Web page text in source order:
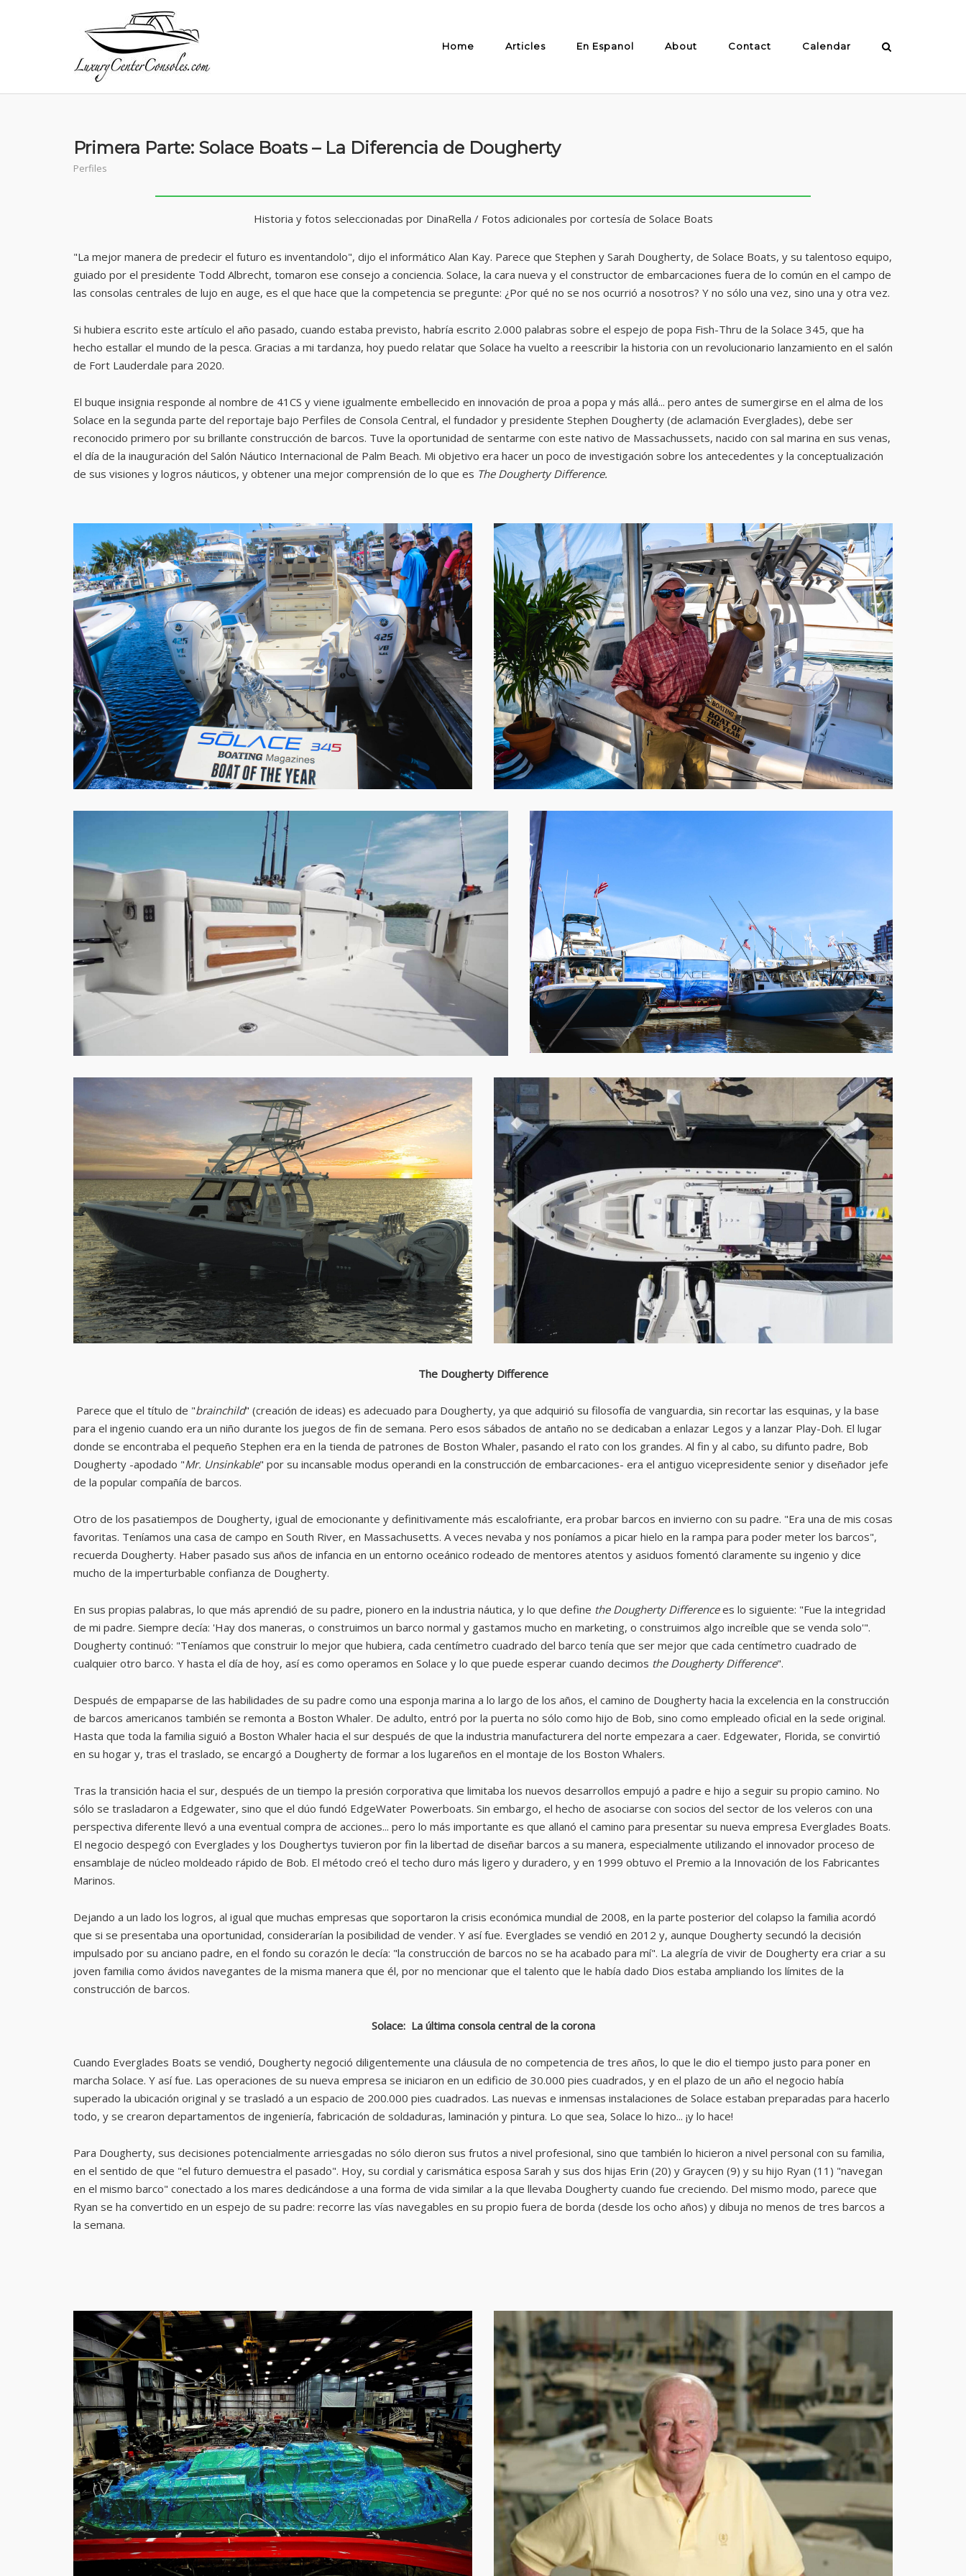
Home Articles En Espanol About Contact Calendar
Primera Parte: Solace Boats – La Diferencia de Dougherty
Perfiles
Historia y fotos seleccionadas por DinaRella / Fotos adicionales por cortesía de Solace Boats
"La mejor manera de predecir el futuro es inventandolo", dijo el informático Alan Kay. Parece que Stephen y Sarah Dougherty, de Solace Boats, y su talentoso equipo,
guiado por el presidente Todd Albrecht, tomaron ese consejo a conciencia. Solace, la cara nueva y el constructor de embarcaciones fuera de lo común en el campo de
las consolas centrales de lujo en auge, es el que hace que la competencia se pregunte: ¿Por qué no se nos ocurrió a nosotros? Y no sólo una vez, sino una y otra vez.
Si hubiera escrito este artículo el año pasado, cuando estaba previsto, habría escrito 2.000 palabras sobre el espejo de popa Fish-Thru de la Solace 345, que ha
hecho estallar el mundo de la pesca. Gracias a mi tardanza, hoy puedo relatar que Solace ha vuelto a reescribir la historia con un revolucionario lanzamiento en el salón
de Fort Lauderdale para 2020.
El buque insignia responde al nombre de 41CS y viene igualmente embellecido en innovación de proa a popa y más allá... pero antes de sumergirse en el alma de los
Solace en la segunda parte del reportaje bajo Perfiles de Consola Central, el fundador y presidente Stephen Dougherty (de aclamación Everglades), debe ser
reconocido primero por su brillante construcción de barcos. Tuve la oportunidad de sentarme con este nativo de Massachussets, nacido con sal marina en sus venas,
el día de la inauguración del Salón Náutico Internacional de Palm Beach. Mi objetivo era hacer un poco de investigación sobre los antecedentes y la conceptualización
de sus visiones y logros náuticos, y obtener una mejor comprensión de lo que es The Dougherty Difference.
The Dougherty Difference
Parece que el título de "brainchild" (creación de ideas) es adecuado para Dougherty, ya que adquirió su filosofía de vanguardia, sin recortar las esquinas, y la base
para el ingenio cuando era un niño durante los juegos de fin de semana. Pero esos sábados de antaño no se dedicaban a enlazar Legos y a lanzar Play-Doh. El lugar
donde se encontraba el pequeño Stephen era en la tienda de patrones de Boston Whaler, pasando el rato con los grandes. Al fin y al cabo, su difunto padre, Bob
Dougherty -apodado "Mr. Unsinkable" por su incansable modus operandi en la construcción de embarcaciones- era el antiguo vicepresidente senior y diseñador jefe
de la popular compañía de barcos.
Otro de los pasatiempos de Dougherty, igual de emocionante y definitivamente más escalofriante, era probar barcos en invierno con su padre. "Era una de mis cosas
favoritas. Teníamos una casa de campo en South River, en Massachusetts. A veces nevaba y nos poníamos a picar hielo en la rampa para poder meter los barcos",
recuerda Dougherty. Haber pasado sus años de infancia en un entorno oceánico rodeado de mentores atentos y asiduos fomentó claramente su ingenio y dice
mucho de la imperturbable confianza de Dougherty.
En sus propias palabras, lo que más aprendió de su padre, pionero en la industria náutica, y lo que define the Dougherty Differencees lo siguiente: "Fue la integridad
de mi padre. Siempre decía: 'Hay dos maneras, o construimos un barco normal y gastamos mucho en marketing, o construimos algo increíble que se venda solo'".
Dougherty continuó: "Teníamos que construir lo mejor que hubiera, cada centímetro cuadrado del barco tenía que ser mejor que cada centímetro cuadrado de
cualquier otro barco. Y hasta el día de hoy, así es como operamos en Solace y lo que puede esperar cuando decimos the Dougherty Difference".
Después de empaparse de las habilidades de su padre como una esponja marina a lo largo de los años, el camino de Dougherty hacia la excelencia en la construcción
de barcos americanos también se remonta a Boston Whaler. De adulto, entró por la puerta no sólo como hijo de Bob, sino como empleado oficial en la sede original.
Hasta que toda la familia siguió a Boston Whaler hacia el sur después de que la industria manufacturera del norte empezara a caer. Edgewater, Florida, se convirtió
en su hogar y, tras el traslado, se encargó a Dougherty de formar a los lugareños en el montaje de los Boston Whalers.
Tras la transición hacia el sur, después de un tiempo la presión corporativa que limitaba los nuevos desarrollos empujó a padre e hijo a seguir su propio camino. No
sólo se trasladaron a Edgewater, sino que el dúo fundó EdgeWater Powerboats. Sin embargo, el hecho de asociarse con socios del sector de los veleros con una
perspectiva diferente llevó a una eventual compra de acciones... pero lo más importante es que allanó el camino para presentar su nueva empresa Everglades Boats.
El negocio despegó con Everglades y los Doughertys tuvieron por fin la libertad de diseñar barcos a su manera, especialmente utilizando el innovador proceso de
ensamblaje de núcleo moldeado rápido de Bob. El método creó el techo duro más ligero y duradero, y en 1999 obtuvo el Premio a la Innovación de los Fabricantes
Marinos.
Dejando a un lado los logros, al igual que muchas empresas que soportaron la crisis económica mundial de 2008, en la parte posterior del colapso la familia acordó
que si se presentaba una oportunidad, considerarían la posibilidad de vender. Y así fue. Everglades se vendió en 2012 y, aunque Dougherty secundó la decisión
impulsado por su anciano padre, en el fondo su corazón le decía: "la construcción de barcos no se ha acabado para mí". La alegría de vivir de Dougherty era criar a su
joven familia como ávidos navegantes de la misma manera que él, por no mencionar que el talento que le había dado Dios estaba ampliando los límites de la
construcción de barcos.
Solace: La última consola central de la corona
Cuando Everglades Boats se vendió, Dougherty negoció diligentemente una cláusula de no competencia de tres años, lo que le dio el tiempo justo para poner en
marcha Solace. Y así fue. Las operaciones de su nueva empresa se iniciaron en un edificio de 30.000 pies cuadrados, y en el plazo de un año el negocio había
superado la ubicación original y se trasladó a un espacio de 200.000 pies cuadrados. Las nuevas e inmensas instalaciones de Solace estaban preparadas para hacerlo
todo, y se crearon departamentos de ingeniería, fabricación de soldaduras, laminación y pintura. Lo que sea, Solace lo hizo... ¡y lo hace!
Para Dougherty, sus decisiones potencialmente arriesgadas no sólo dieron sus frutos a nivel profesional, sino que también lo hicieron a nivel personal con su familia,
en el sentido de que "el futuro demuestra el pasado". Hoy, su cordial y carismática esposa Sarah y sus dos hijas Erin (20) y Graycen (9) y su hijo Ryan (11) "navegan
en el mismo barco" conectado a los mares dedicándose a una forma de vida similar a la que llevaba Dougherty cuando fue creciendo. Del mismo modo, parece que
Ryan se ha convertido en un espejo de su padre: recorre las vías navegables en su propio fuera de borda (desde los ocho años) y dibuja no menos de tres barcos a
la semana.